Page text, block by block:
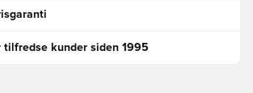
tilfredse kunder siden 1995